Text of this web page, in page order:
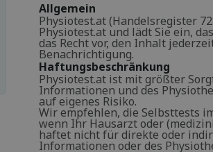
Allgemein
Physiotest.at (Handelsregister
Physiotest.at und lädt Sie ein,
das Recht vor, den Inhalt
Benachrichtigung.
Haftungsbeschränkung
Physiotest.at ist mit größter
Informationen und des
auf eigenes Risiko.
Wir empfehlen, die Selbsttests
wenn Ihr Hausarzt oder
haftet nicht für direkte oder
Informationen oder des